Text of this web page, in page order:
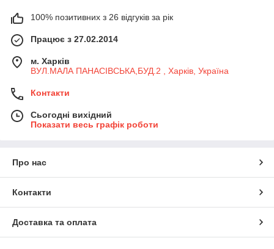
100% позитивних з 26 відгуків за рік
Працює з 27.02.2014
м. Харків
ВУЛ.МАЛА ПАНАСІВСЬКА,БУД.2 , Харків, Україна
Контакти
Сьогодні вихідний
Показати весь графік роботи
Про нас
Контакти
Доставка та оплата